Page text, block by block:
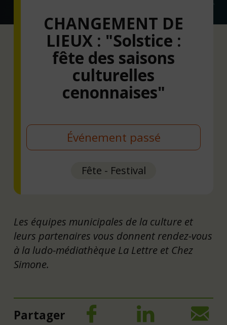
CHANGEMENT DE
LIEUX : "Solstice :
fête des saisons
culturelles
cenonnaises"
Événement passé
Fête - Festival
Les équipes municipales de la culture et
leurs partenaires vous donnent rendez-vous
à la ludo-médiathèque La Lettre et Chez
Simone.
Partager